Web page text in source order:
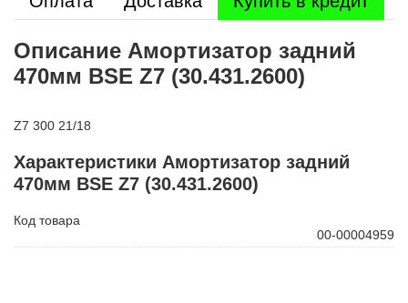
Описание Амортизатор задний
470мм BSE Z7 (30.431.2600)
Z7 300 21/18
Характеристики Амортизатор задний
470мм BSE Z7 (30.431.2600)
Код товара
00-00004959